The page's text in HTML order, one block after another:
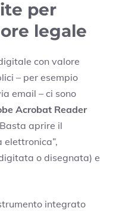
per
legale
con valore
– per esempio
email – ci sono
Acrobat Reader
aprire il
elettronica”,
o disegnata) e
integrato